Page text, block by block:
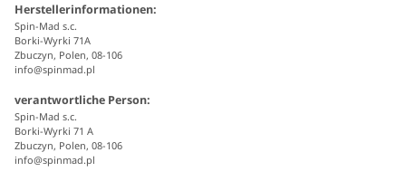
Herstellerinformationen:
Spin-Mad s.c.
Borki-Wyrki 71A
Zbuczyn, Polen, 08-106
info@spinmad.pl
verantwortliche Person:
Spin-Mad s.c.
Borki-Wyrki 71 A
Zbuczyn, Polen, 08-106
info@spinmad.pl